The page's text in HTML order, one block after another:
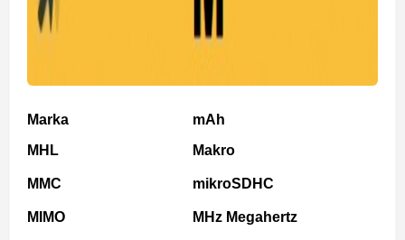
Marka
MHL
MMC
MIMO
mAh
Makro
mikroSDHC
MHz Megahertz